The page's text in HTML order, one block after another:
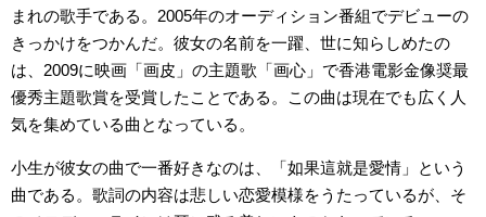
まれの歌手である。2005年のオーディション番組でデビューの
きっかけをつかんだ。彼女の名前を一躍、世に知らしめたの
は、2009に映画「画皮」の主題歌「画心」で香港電影金像奨最
優秀主題歌賞を受賞したことである。この曲は現在でも広く人
気を集めている曲となっている。
小生が彼女の曲で一番好きなのは、「如果這就是愛情」という
曲である。歌詞の内容は悲しい恋愛模様をうたっているが、そ